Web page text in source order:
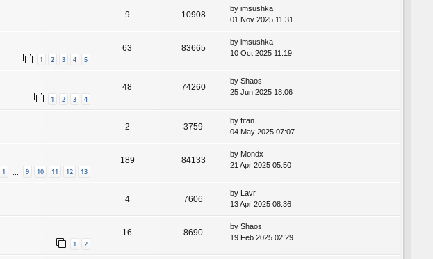
9 10908
by imsushka
01 Nov 2025 11:31
1 2 3 4 5
63 83665
by imsushka
10 Oct 2025 11:19
1 2 3 4
48 74260
by Shaos
25 Jun 2025 18:06
2 3759
by fifan
04 May 2025 07:07
1 9 10 11 12 13
189 84133
by Mondx
21 Apr 2025 05:50
4 7606
by Lavr
13 Apr 2025 08:36
1 2
16 8690
by Shaos
19 Feb 2025 02:29